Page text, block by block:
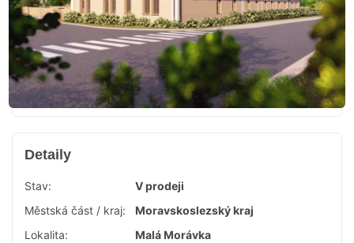
Detaily
Stav:
V prodeji
Městská část / kraj:
Moravskoslezský kraj
Lokalita:
Malá Morávka